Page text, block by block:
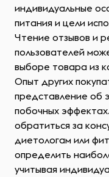
индивидуальные
питания и цели
Чтение отзывов и
пользователей
выборе товара из
Опыт других
представление об
побочных
обратиться за
диетологам или
определить
учитывая